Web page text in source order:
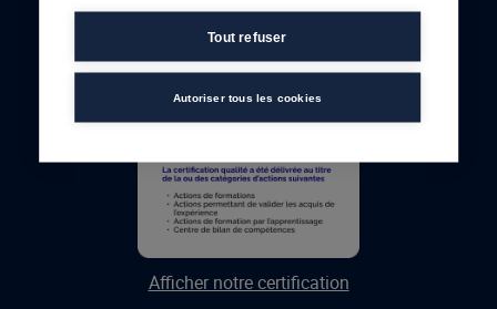
Afficher notre certification
Tout refuser
Autoriser tous les cookies